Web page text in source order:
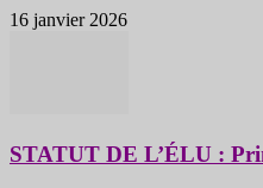
16 janvier 2026
STATUT DE L’ÉLU :